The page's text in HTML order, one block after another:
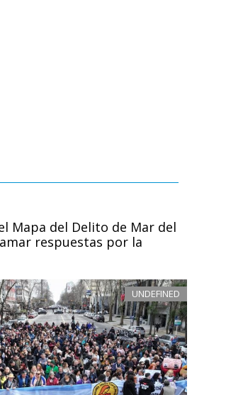
Mapa del Delito de Mar del
respuestas por la
UNDEFINED